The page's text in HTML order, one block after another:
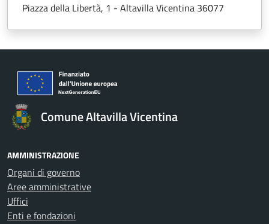
Piazza della Libertà, 1 - Altavilla Vicentina 36077
Comune Altavilla Vicentina
AMMINISTRAZIONE
Organi di governo
Aree amministrative
Uffici
Enti e fondazioni